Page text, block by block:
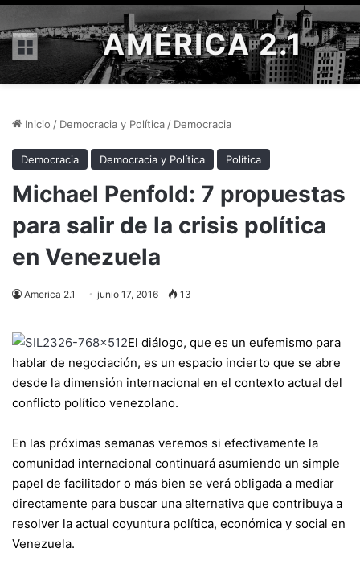
Menú AMÉRICA 2.1
Inicio / Democracia y Política / Democracia
Democracia Democracia y Política Política
Michael Penfold: 7 propuestas
para salir de la crisis política
en Venezuela
America 2.1 junio 17, 2016 13
El diálogo, que es un eufemismo para
hablar de negociación, es un espacio incierto que se abre
desde la dimensión internacional en el contexto actual del
conflicto político venezolano.
En las próximas semanas veremos si efectivamente la
comunidad internacional continuará asumiendo un simple
papel de facilitador o más bien se verá obligada a mediar
directamente para buscar una alternativa que contribuya a
resolver la actual coyuntura política, económica y social en
Venezuela.